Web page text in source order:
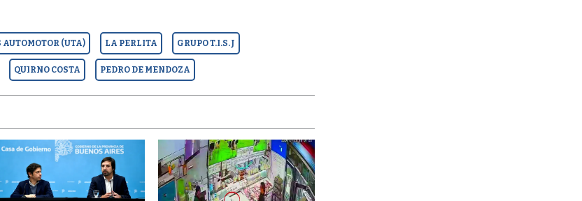
(UTA) LA PERLITA GRUPO T.I.S.J
QUIRNO COSTA PEDRO DE MENDOZA